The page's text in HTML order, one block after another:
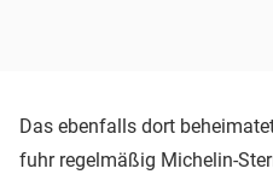
Das ebenfalls dort
fuhr regelmäßig Michelin-